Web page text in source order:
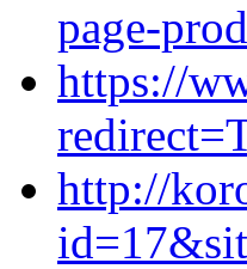
page-
https://
http://